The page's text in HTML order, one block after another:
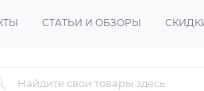
СТАТЬИ И ОБЗОРЫ